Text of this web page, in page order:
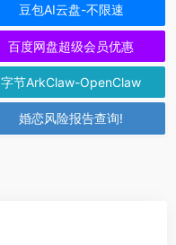
豆包AI云盘-不限速
百度网盘超级会员优惠
字节ArkClaw-OpenClaw
婚恋风险报告查询!